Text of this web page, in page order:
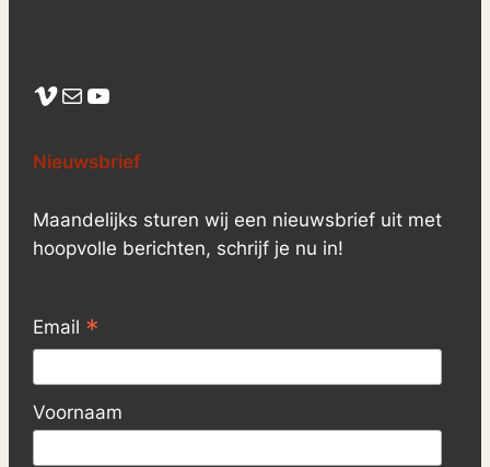
Vimeo Mail YouTube
Nieuwsbrief
Maandelijks sturen wij een nieuwsbrief uit met
hoopvolle berichten, schrijf je nu in!
Email *
Voornaam